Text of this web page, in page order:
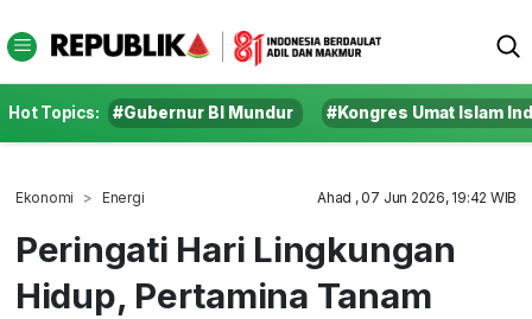
Hot Topics: #Gubernur BI Mundur #Kongres Umat Islam
Ekonomi Energi Ahad , 07 Jun 2026, 19:42 WIB
Peringati Hari Lingkungan
Hidup, Pertamina Tanam